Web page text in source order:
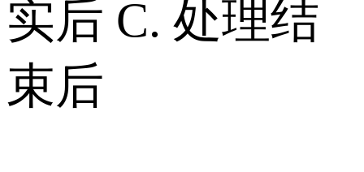
实后 C. 处理结
束后